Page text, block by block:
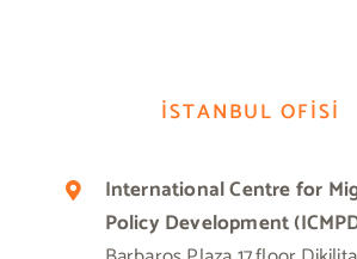
İSTANBUL OFİSİ
International Centre for
Policy Development